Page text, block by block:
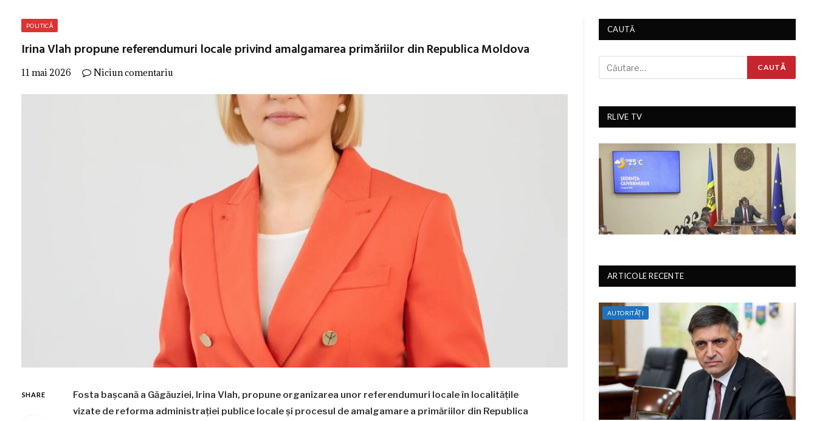
POLITICĂ
Irina Vlah propune referendumuri locale privind amalgamarea primăriilor din Republica Moldova
11 mai 2026 Niciun comentariu
SHARE
Fosta bașcană a Găgăuziei, Irina Vlah, propune organizarea unor referendumuri locale în localitățile
vizate de reforma administrației publice locale și procesul de amalgamare a primăriilor din Republica
CAUTĂ
RLIVE TV
ARTICOLE RECENTE
AUTORITĂȚI